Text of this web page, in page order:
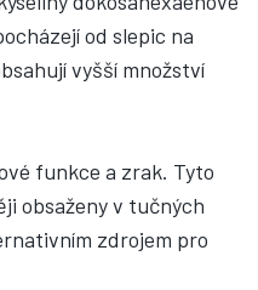
od slepic na
vyšší množství
funkce a zrak. Tyto
obsaženy v tučných
zdrojem pro